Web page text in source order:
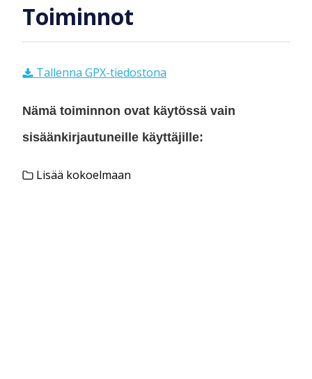
Toiminnot
Tallenna GPX-tiedostona
Nämä toiminnon ovat käytössä vain
sisäänkirjautuneille käyttäjille:
Lisää kokoelmaan